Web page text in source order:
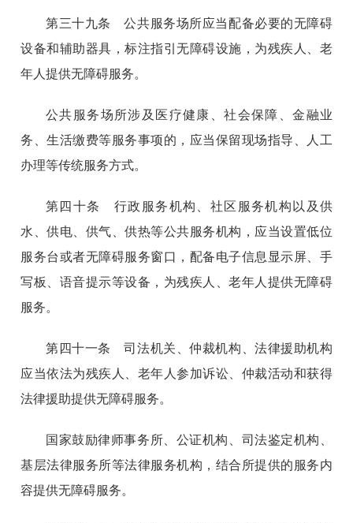
第三十九条 公共服务场所应当配备必要的无障碍
设备和辅助器具，标注指引无障碍设施，为残疾人、老
年人提供无障碍服务。
公共服务场所涉及医疗健康、社会保障、金融业
务、生活缴费等服务事项的，应当保留现场指导、人工
办理等传统服务方式。
第四十条 行政服务机构、社区服务机构以及供
水、供电、供气、供热等公共服务机构，应当设置低位
服务台或者无障碍服务窗口，配备电子信息显示屏、手
写板、语音提示等设备，为残疾人、老年人提供无障碍
服务。
第四十一条 司法机关、仲裁机构、法律援助机构
应当依法为残疾人、老年人参加诉讼、仲裁活动和获得
法律援助提供无障碍服务。
国家鼓励律师事务所、公证机构、司法鉴定机构、
基层法律服务所等法律服务机构，结合所提供的服务内
容提供无障碍服务。